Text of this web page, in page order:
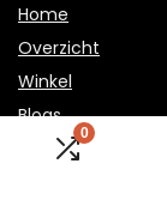
0
Home
Overzicht
Winkel
Blogs
Onze webshops